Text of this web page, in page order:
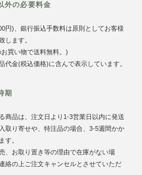
外の必要料金
円)、銀行振込手数料は原則としてお客様
します。
買い物で送料無料。)
代金(税込価格)に含んで表示しています。
期
商品は、注文日より1-3営業日以内に発送
取り寄せや、特注品の場合、3-5週間かか
す。
、お取り置き等の理由で在庫がない場
絡の上ご注文キャンセルとさせていただ